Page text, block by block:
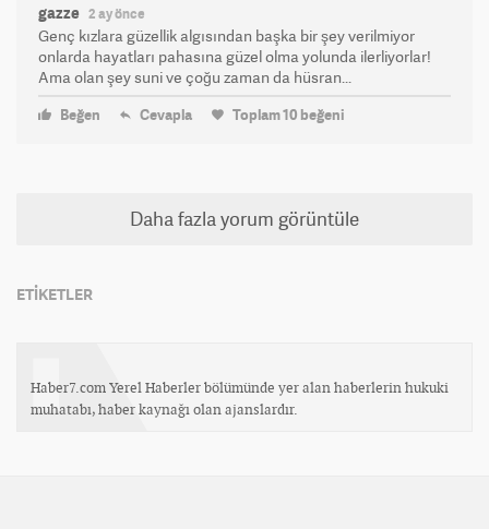
gazze 2 ay önce
Genç kızlara güzellik algısından başka bir şey verilmiyor
onlarda hayatları pahasına güzel olma yolunda ilerliyorlar!
Ama olan şey suni ve çoğu zaman da hüsran...
Beğen Cevapla Toplam10 beğeni
Daha fazla yorum görüntüle
ETİKETLER
Haber7.com Yerel Haberler bölümünde yer alan haberlerin hukuki
muhatabı, haber kaynağı olan ajanslardır.